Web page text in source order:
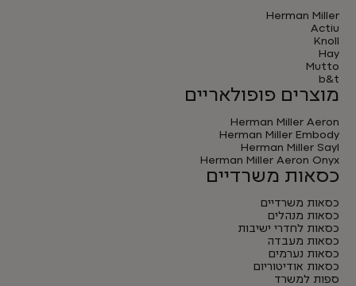
Herman Miller
Actiu
Knoll
Hay
Mutto
b&t
מוצרים פופולאריים
Herman Miller Aeron
Herman Miller Embody
Herman Miller Sayl
Herman Miller Aeron Onyx
כסאות משרדיים
כסאות משרדיים
כסאות מנהלים
כסאות לחדרי ישיבות
כסאות מעבדה
כסאות נערמים
כסאות אודיטוריום
ספות למשרד